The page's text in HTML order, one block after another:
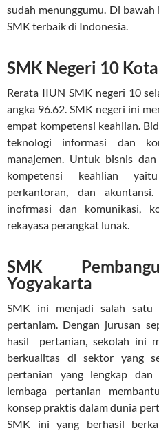
sudah menunggumu. Di
SMK terbaik di Indonesia.
SMK Negeri 10
Rerata IIUN SMK negeri 10
angka 96.62. SMK negeri ini
empat kompetensi keahlian.
teknologi informasi dan
manajemen. Untuk bisnis
kompetensi keahlian
perkantoran, dan
inofrmasi dan komunikasi,
rekayasa perangkat lunak.
SMK
Yogyakarta
SMK ini menjadi salah satu
pertaniam. Dengan jurusan
hasil pertanian, sekolah ini
berkualitas di sektor yang
pertanian yang lengkap dan
lembaga pertanian
konsep praktis dalam dunia
SMK ini yang berhasil